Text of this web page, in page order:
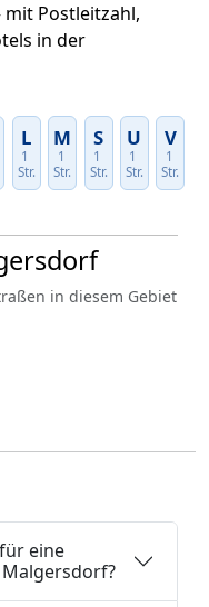
Postleitzahl,
in der
L
1
Str.
M
1
Str.
S
1
Str.
U
1
Str.
V
1
Str.
in diesem Gebiet
eine